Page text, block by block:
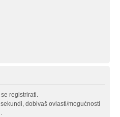
registrirati.
dobivaš ovlasti/mogućnosti